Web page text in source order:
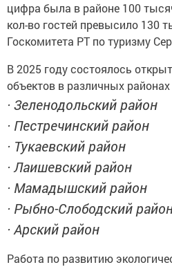
цифра была в районе 100
кол-во гостей превысило 130
Госкомитета РТ по туризму
В 2025 году состоялось
объектов в различных районах
· Зеленодольский район
· Пестречинский район
· Тукаевский район
· Лаишевский район
· Мамадышский район
· Рыбно-Слободский
· Арский район
Работа по развитию